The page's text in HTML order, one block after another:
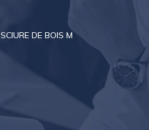
SCIURE DE BOIS M